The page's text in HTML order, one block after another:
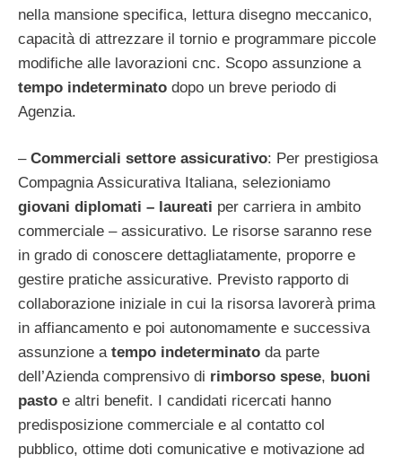
nella mansione specifica, lettura disegno meccanico,
capacità di attrezzare il tornio e programmare piccole
modifiche alle lavorazioni cnc. Scopo assunzione a
tempo indeterminato dopo un breve periodo di
Agenzia.
– Commerciali settore assicurativo: Per prestigiosa
Compagnia Assicurativa Italiana, selezioniamo
giovani diplomati – laureati per carriera in ambito
commerciale – assicurativo. Le risorse saranno rese
in grado di conoscere dettagliatamente, proporre e
gestire pratiche assicurative. Previsto rapporto di
collaborazione iniziale in cui la risorsa lavorerà prima
in affiancamento e poi autonomamente e successiva
assunzione a tempo indeterminato da parte
dell’Azienda comprensivo di rimborso spese, buoni
pasto e altri benefit. I candidati ricercati hanno
predisposizione commerciale e al contatto col
pubblico, ottime doti comunicative e motivazione ad